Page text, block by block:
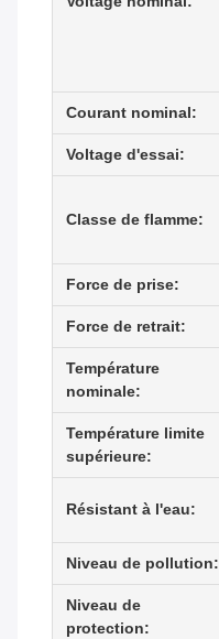
Courant nominal:
Voltage d'essai:
Classe de flamme:
Force de prise:
Force de retrait:
Température
nominale:
Température limite
supérieure:
Résistant à l'eau:
Niveau de pollution:
Niveau de
protection: